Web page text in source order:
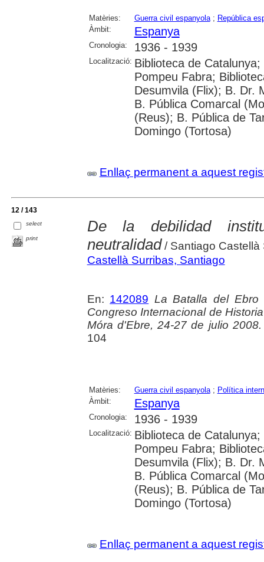
Matèries: Guerra civil espanyola; República
Àmbit:
Espanya
Cronologia: 1936 - 1939
Localització: Biblioteca de
Pompeu Fabra;
Desumvila (Flix); B. Dr.
B. Pública Comarcal
(Reus); B. Pública de
Domingo (Tortosa)
Enllaç permanent a aquest
12 / 143
select
print
De la debilidad
neutralidad/ Santiago Castellà
Castellà Surribas, Santiago
En: 142089 La Batalla del
Congreso Internacional de
Móra d'Ebre, 24-27 de julio
104
Matèries: Guerra civil espanyola; Política
Àmbit:
Espanya
Cronologia: 1936 - 1939
Localització: Biblioteca de
Pompeu Fabra;
Desumvila (Flix); B. Dr.
B. Pública Comarcal
(Reus); B. Pública de
Domingo (Tortosa)
Enllaç permanent a aquest